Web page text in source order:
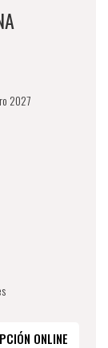
2027
ONLINE